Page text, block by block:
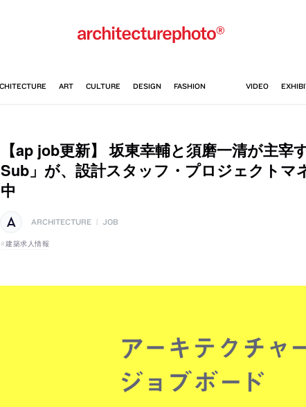
【ap job更新】 坂東幸輔と須磨一清が主宰
Sub」が、設計スタッフ・プロジェクトマ
中
ARCHITECTURE JOB
建築求人情報